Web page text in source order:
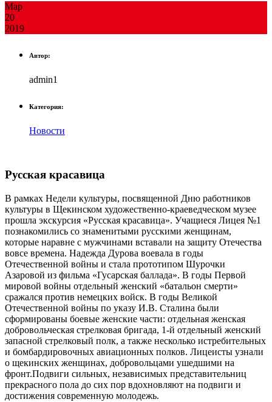
Мар
20
2019
Автор:
admin1
Категория:
Новости
Русская красавица
В рамках Недели культуры, посвященной Дню работников
культуры в Щекинском художественно-краеведческом музее
прошла экскурсия «Русская красавица». Учащиеся Лицея №1
познакомились со знаменитыми русскими женщинам,
которые наравне с мужчинами вставали на защиту Отечества
вовсе времена. Надежда Дурова воевала в годы
Отечественной войны и стала прототипом Шурочки
Азаровой из фильма «Гусарская баллада». В годы Первой
мировой войны отдельный женский «батальон смерти»
сражался против немецких войск. В годы Великой
Отечественной войны по указу И.В. Сталина были
сформированы боевые женские части: отдельная женская
добровольческая стрелковая бригада, 1-й отдельный женский
запасной стрелковый полк, а также несколько истребительных
и бомбардировочных авиационных полков. Лицеисты узнали
о щекинских женщинах, добровольцами ушедшими на
фронт.Подвиги сильных, независимых представительниц
прекрасного пола до сих пор вдохновляют на подвиги и
достижения современную молодежь.